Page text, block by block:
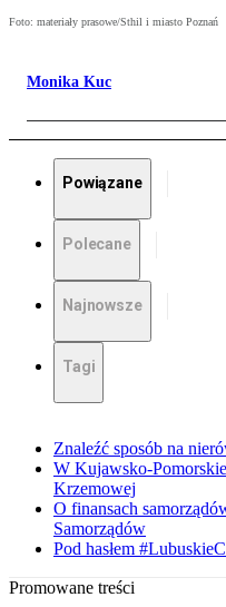
Foto: materiały prasowe/Sthil i miasto Poznań
Monika Kuc
Powiązane
Polecane
Najnowsze
Tagi
Znaleźć sposób na
W Kujawsko-
Krzemowej
O finansach
Samorządów
Pod hasłem
Promowane treści